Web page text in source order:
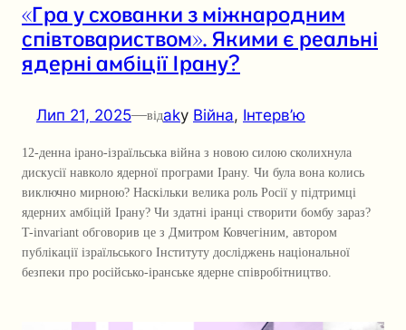
«Гра у схованки з міжнародним
співтовариством». Якими є реальні
ядерні амбіції Ірану?
Лип 21, 2025—відakу Війна, Інтерв’ю
12-денна ірано-ізраїльська війна з новою силою сколихнула
дискусії навколо ядерної програми Ірану. Чи була вона колись
виключно мирною? Наскільки велика роль Росії у підтримці
ядерних амбіцій Ірану? Чи здатні іранці створити бомбу зараз?
T-invariant обговорив це з Дмитром Ковчегіним, автором
публікації ізраїльського Інституту досліджень національної
безпеки про російсько-іранське ядерне співробітництво.